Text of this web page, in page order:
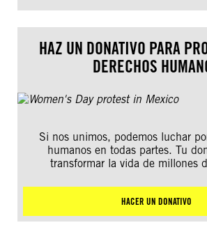
HAZ UN DONATIVO PARA
DERECHOS
Si nos unimos, podemos luchar
humanos en todas partes. Tu
transformar la vida de millones
HACER UN DONATIVO